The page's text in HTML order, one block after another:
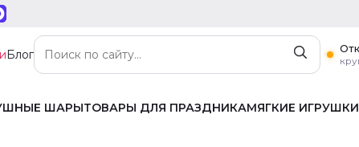
Блог
ШАРЫТОВАРЫ ДЛЯ ПРАЗДНИКАМЯГКИЕ ИГРУШКИ